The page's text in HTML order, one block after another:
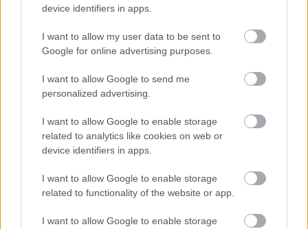
device identifiers in apps.
I want to allow my user data to be sent to
Google for online advertising purposes.
I want to allow Google to send me
personalized advertising.
I want to allow Google to enable storage
related to analytics like cookies on web or
device identifiers in apps.
I want to allow Google to enable storage
related to functionality of the website or app.
I want to allow Google to enable storage
Új gyalogosátkelők és jelzőlámpás
Másfélszeresére bővítik
Hódmezővásárhely jó hírű református
iskoláját
Látványos építési szakasz indult be a